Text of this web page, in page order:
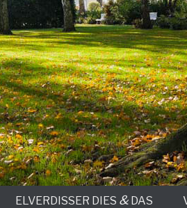
ELVERDISSER DIES &DAS